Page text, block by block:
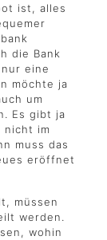
ist, alles
die Bank
eine
möchte ja
um
Es gibt ja
nicht im
muss das
eröffnet
müssen
werden.
wohin